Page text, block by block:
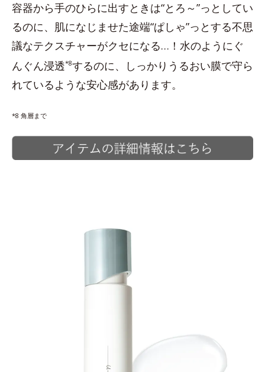
容器から手のひらに出すときは“とろ～”っとしてい
るのに、肌になじませた途端“ぱしゃ”っとする不思
議なテクスチャーがクセになる…！水のようにぐ
んぐん浸透*8するのに、しっかりうるおい膜で守ら
れているような安心感があります。
*8 角層まで